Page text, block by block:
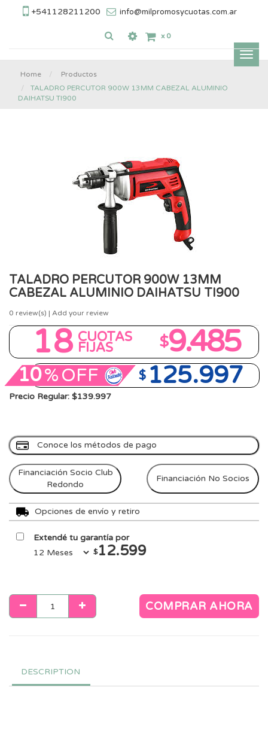
+541128211200 info@milpromosycuotas.com.ar
x 0
Home
Productos
TALADRO PERCUTOR 900W 13MM CABEZAL ALUMINIO
DAIHATSU TI900
TALADRO PERCUTOR 900W 13MM
CABEZAL ALUMINIO DAIHATSU TI900
0 review(s) | Add your review
18 CUOTAS
FIJAS $9.485
10%OFF $ 125.997
Precio Regular: $139.997
Conoce los métodos de pago
Financiación Socio Club
Redondo
Financiación No Socios
Opciones de envío y retiro
Extendé tu garantía por
$12.599
COMPRAR AHORA
DESCRIPTION